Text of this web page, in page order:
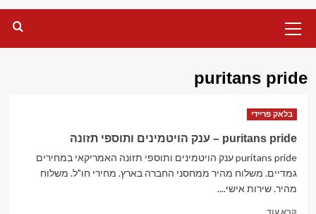
Menu
puritans pride
בלאק פריידי
puritans pride – ענק הויטמינים ותוספי תזונה
puritans pride ענק הויטמינים ותוספי תזונה האמריקאי במחירים
גמדיים. משלוח מהיר ממחסני החברה בארץ. מחירי חו"ל. משלוח
מהיר. שירות אישי....
קרא עודRead